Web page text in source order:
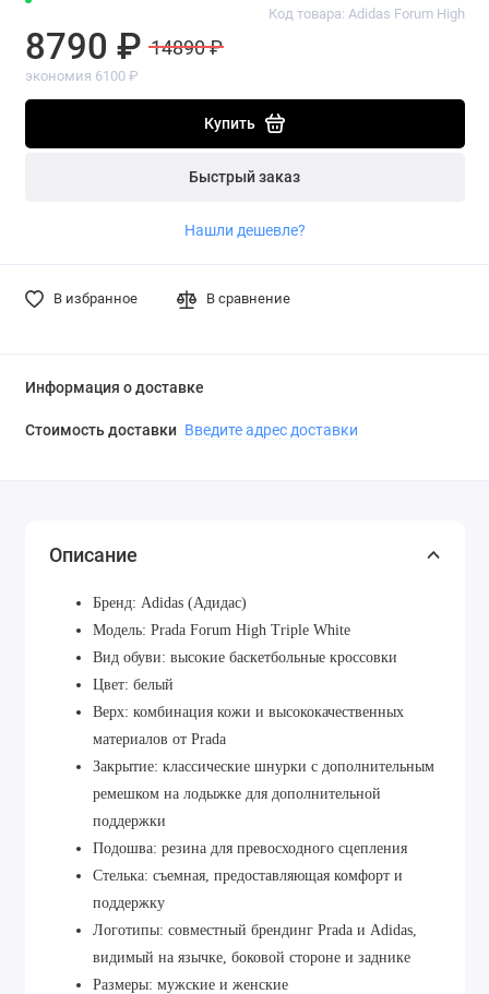
Код товара: Adidas Forum High
8790 ₽ 14890 ₽
экономия 6100 ₽
Купить
Быстрый заказ
Нашли дешевле?
В избранное В сравнение
Информация о доставке
Стоимость доставки Введите адрес доставки
Описание
Бренд: Adidas (Адидас)
Модель: Prada Forum High Triple White
Вид обуви: высокие баскетбольные кроссовки
Цвет: белый
Верх: комбинация кожи и высококачественных
материалов от Prada
Закрытие: классические шнурки с дополнительным
ремешком на лодыжке для дополнительной
поддержки
Подошва: резина для превосходного сцепления
Стелька: съемная, предоставляющая комфорт и
поддержку
Логотипы: совместный брендинг Prada и Adidas,
видимый на язычке, боковой стороне и заднике
Размеры: мужские и женские